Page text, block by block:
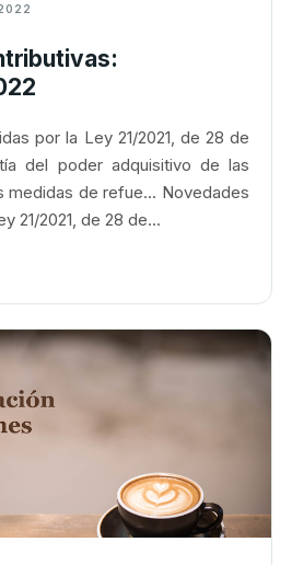
por la Ley 21/2021, de 28 de
del poder adquisitivo de las
medidas de refue... Novedades
21/2021, de 28 de...